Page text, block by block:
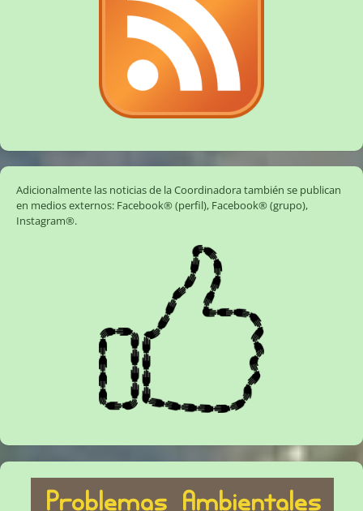
Adicionalmente las noticias de la Coordinadora también se publican
en medios externos: Facebook® (perfil), Facebook® (grupo),
Instagram®.